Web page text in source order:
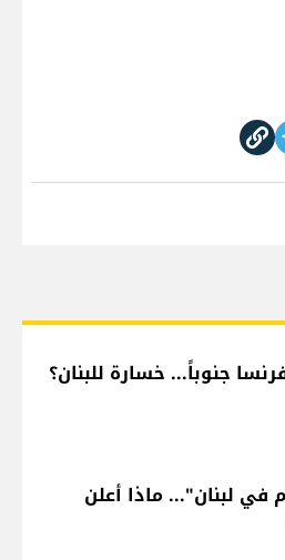
جنوباً... خسارة للبنان؟
في لبنان"... ماذا أعلن